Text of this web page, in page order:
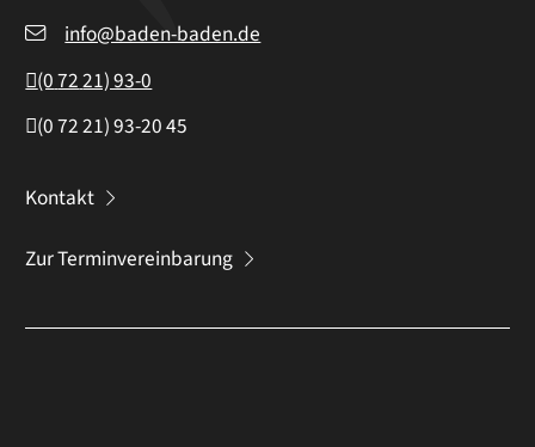
info@baden-baden.de
(07221) 93-0
(07221) 93-2045
Kontakt
Zur Terminvereinbarung